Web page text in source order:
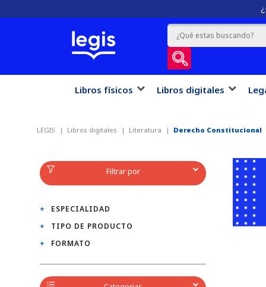
Libros físicos Libros digitales
LEGIS Libros digitales Literatura Derecho Constitucional
Filtrar por
ESPECIALIDAD
TIPO DE PRODUCTO
FORMATO